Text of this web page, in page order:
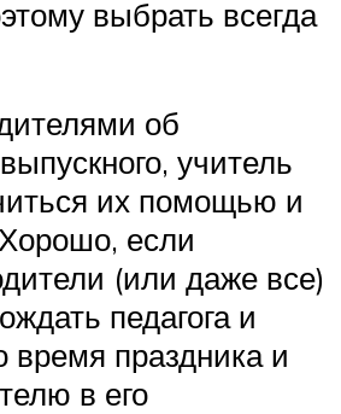
выбрать всегда
об
учитель
их помощью и
если
(или даже все)
педагога и
время праздника и
в его